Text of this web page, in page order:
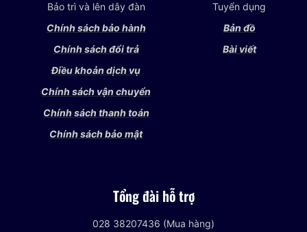
Bảo trì và lên dây đàn
Chính sách bảo hành
Chính sách đổi trả
Điều khoản dịch vụ
Chính sách vận chuyển
Chính sách thanh toán
Chính sách bảo mật
Tuyển dụng
Bản đồ
Bài viết
Tổng đài hỗ trợ
028 38207436 (Mua hàng)